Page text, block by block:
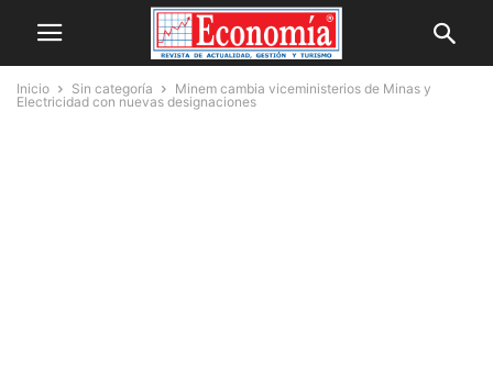
Inicio Sin categoría
Minem cambia viceministerios de Minas y
Electricidad con nuevas designaciones